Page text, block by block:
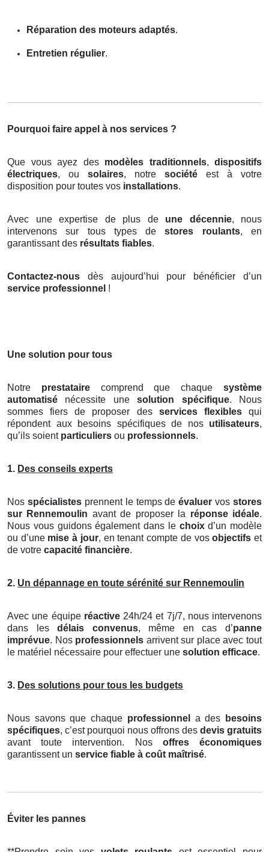
Réparation des moteurs adaptés.
Entretien régulier.
Pourquoi faire appel à nos services ?
Que vous ayez des modèles traditionnels, dispositifs
électriques, ou solaires, notre société est à votre
disposition pour toutes vos installations.
Avec une expertise de plus de une décennie, nous
intervenons sur tous types destores roulants, en
garantissant des résultats fiables.
Contactez-nous dès aujourd’hui pour bénéficier d’un
service professionnel !
Une solution pour tous
Notre prestatairecomprend que chaquesystème
automatisé nécessite unesolution spécifique. Nous
sommes fiers de proposer des services flexiblesqui
répondent aux besoins spécifiques de nos utilisateurs,
qu’ils soient particuliers ou professionnels.
1. Des conseils experts
Nos spécialistesprennent le temps deévaluer vos stores
sur Rennemoulin avant de proposer la réponse idéale.
Nous vous guidons également dans le choixd’un modèle
ou d’une mise à jour, en tenant compte de vosobjectifs et
de votre capacité financière.
2. Un dépannage en toute sérénité sur Rennemoulin
Avec une équipe réactive24h/24 et 7j/7, nous intervenons
dans lesdélais convenus, même en cas d’panne
imprévue. Nos professionnels arrivent sur place avec tout
le matériel nécessaire pour effectuer une solution efficace.
3. Des solutions pour tous les budgets
Nous savons que chaque professionnel a des
besoins
spécifiques, c’est pourquoi nous offrons des devis gratuits
avant toute intervention. Nos offres économiques
garantissent un service fiable à coût maîtrisé.
Éviter les pannes